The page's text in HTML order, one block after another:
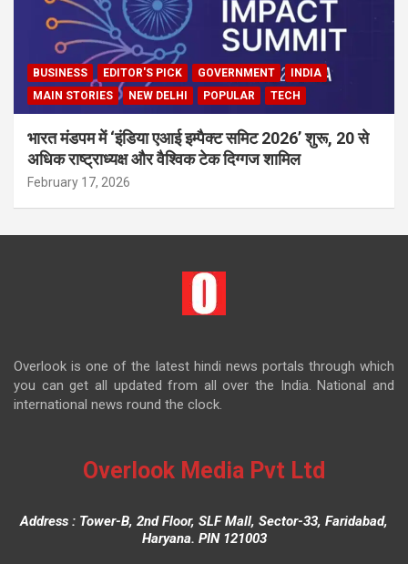
BUSINESS EDITOR'S PICK GOVERNMENT
INDIA
MAIN STORIES
NEW DELHI POPULAR TECH
भारत मंडपम में ‘इंडिया एआई इम्पैक्ट समिट 2026’ शुरू, 20 से
अधिक राष्ट्राध्यक्ष और वैश्विक टेक दिग्गज शामिल
February 17, 2026
Overlook is one of the latest hindi news portals through which
you can get all updated from all over the India. National and
international news round the clock.
Overlook Media Pvt Ltd
Address : Tower-B, 2nd Floor, SLF Mall, Sector-33, Faridabad,
Haryana. PIN 121003